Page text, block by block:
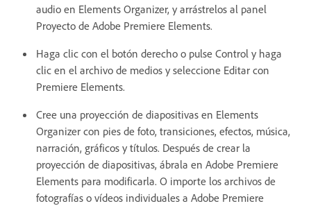
audio en Elements Organizer, y arrástrelos al panel
Proyecto de Adobe Premiere Elements.
Haga clic con el botón derecho o pulse Control y haga
clic en el archivo de medios y seleccione Editar con
Premiere Elements.
Cree una proyección de diapositivas en Elements
Organizer con pies de foto, transiciones, efectos, música,
narración, gráficos y títulos. Después de crear la
proyección de diapositivas, ábrala en Adobe Premiere
Elements para modificarla. O importe los archivos de
fotografías o vídeos individuales a Adobe Premiere